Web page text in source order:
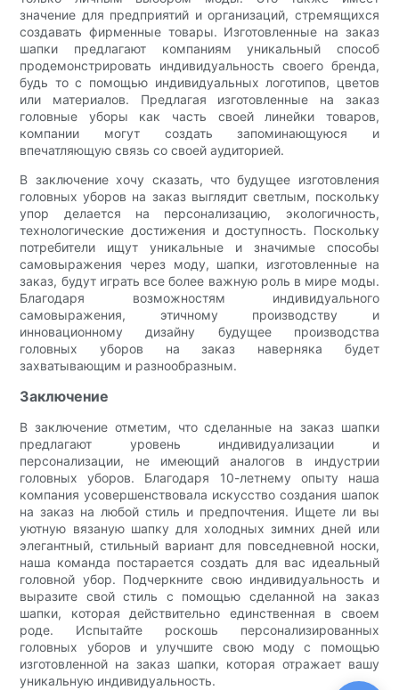
значение для предприятий и организаций, стремящихся
создавать фирменные товары. Изготовленные на заказ
шапки предлагают компаниям уникальный способ
продемонстрировать индивидуальность своего бренда,
будь то с помощью индивидуальных логотипов, цветов
или материалов. Предлагая изготовленные на заказ
головные уборы как часть своей линейки товаров,
компании могут создать запоминающуюся и
впечатляющую связь со своей аудиторией.
В заключение хочу сказать, что будущее изготовления
головных уборов на заказ выглядит светлым, поскольку
упор делается на персонализацию, экологичность,
технологические достижения и доступность. Поскольку
потребители ищут уникальные и значимые способы
самовыражения через моду, шапки, изготовленные на
заказ, будут играть все более важную роль в мире моды.
Благодаря возможностям индивидуального
самовыражения, этичному производству и
инновационному дизайну будущее производства
головных уборов на заказ наверняка будет
захватывающим и разнообразным.
Заключение
В заключение отметим, что сделанные на заказ шапки
предлагают уровень индивидуализации и
персонализации, не имеющий аналогов в индустрии
головных уборов. Благодаря 10-летнему опыту наша
компания усовершенствовала искусство создания шапок
на заказ на любой стиль и предпочтения. Ищете ли вы
уютную вязаную шапку для холодных зимних дней или
элегантный, стильный вариант для повседневной носки,
наша команда постарается создать для вас идеальный
головной убор. Подчеркните свою индивидуальность и
выразите свой стиль с помощью сделанной на заказ
шапки, которая действительно единственная в своем
роде. Испытайте роскошь персонализированных
головных уборов и улучшите свою моду с помощью
изготовленной на заказ шапки, которая отражает вашу
уникальную индивидуальность.